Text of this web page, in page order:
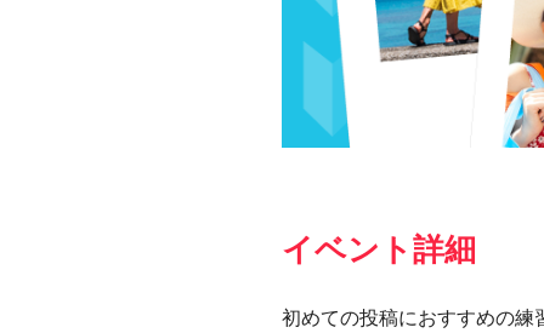
イベント詳細
初めての投稿におすすめの練